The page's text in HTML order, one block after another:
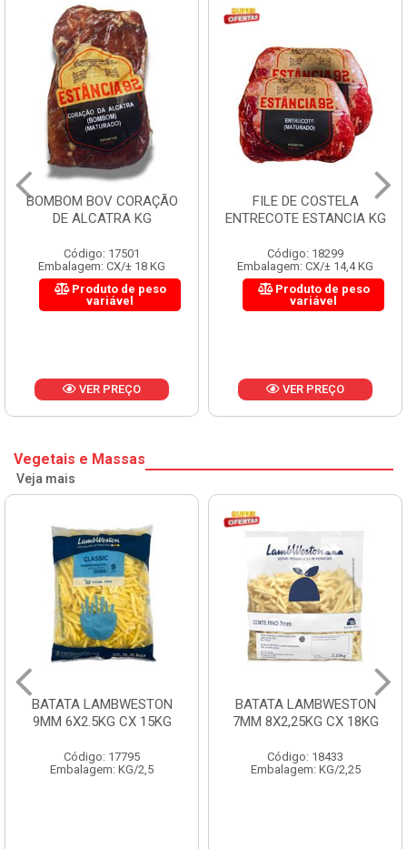
BOMBOM BOV CORAÇÃO
DE ALCATRA KG
Código: 17501
Embalagem: CX/± 18 KG
Produto de peso
variável
VER PREÇO
FILE DE COSTELA
ENTRECOTE ESTANCIA KG
Código: 18299
Embalagem: CX/± 14,4 KG
Produto de peso
variável
VER PREÇO
Vegetais e Massas
Veja mais
BATATA LAMBWESTON
9MM 6X2.5KG CX 15KG
Código: 17795
Embalagem: KG/2,5
BATATA LAMBWESTON
7MM 8X2,25KG CX 18KG
Código: 18433
Embalagem: KG/2,25